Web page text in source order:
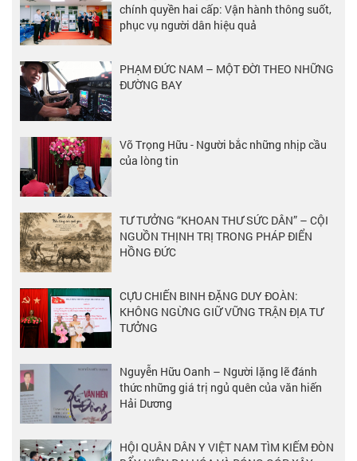
chính quyền hai cấp: Vận hành thông suốt,
phục vụ người dân hiệu quả
PHẠM ĐỨC NAM – MỘT ĐỜI THEO NHỮNG
ĐƯỜNG BAY
Võ Trọng Hữu - Người bắc những nhịp cầu
của lòng tin
TƯ TƯỞNG “KHOAN THƯ SỨC DÂN” – CỘI
NGUỒN THỊNH TRỊ TRONG PHÁP ĐIỂN
HỒNG ĐỨC
CỰU CHIẾN BINH ĐẶNG DUY ĐOÀN:
KHÔNG NGỪNG GIỮ VỮNG TRẬN ĐỊA TƯ
TƯỞNG
Nguyễn Hữu Oanh – Người lặng lẽ đánh
thức những giá trị ngủ quên của văn hiến
Hải Dương
HỘI QUÂN DÂN Y VIỆT NAM TÌM KIẾM ĐÒN